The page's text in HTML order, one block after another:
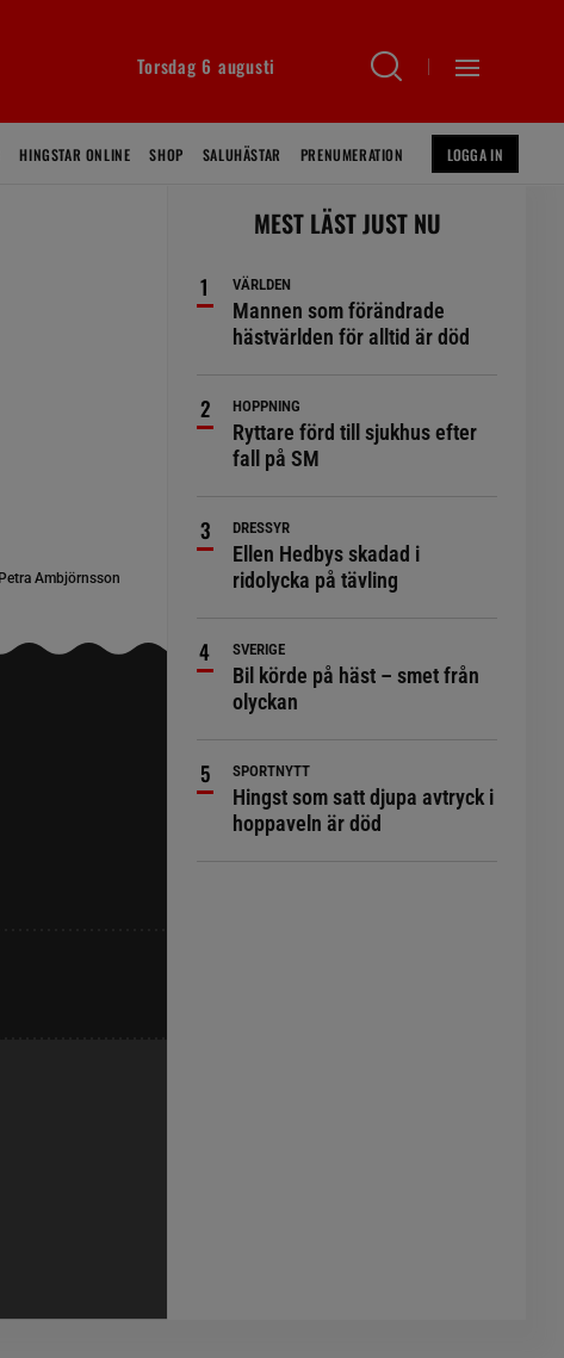
Torsdag 6 augusti
HINGSTAR ONLINE SHOP SALUHÄSTAR PRENUMERATION LOGGA IN
Petra Ambjörnsson
MEST LÄST JUST NU
VÄRLDEN
Mannen som förändrade
hästvärlden för alltid är död
HOPPNING
Ryttare förd till sjukhus efter
fall på SM
DRESSYR
Ellen Hedbys skadad i
ridolycka på tävling
SVERIGE
Bil körde på häst – smet från
olyckan
SPORTNYTT
Hingst som satt djupa avtryck i
hoppaveln är död